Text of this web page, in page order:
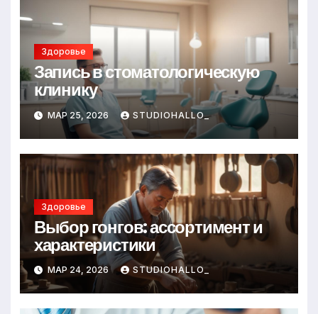
Здоровье
Запись в стоматологическую
клинику
МАР 25, 2026 STUDIOHALLO_
Здоровье
Выбор гонгов: ассортимент и
характеристики
МАР 24, 2026 STUDIOHALLO_